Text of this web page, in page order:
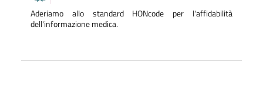
Aderiamo allo standard HONcode per l'affidabilità
dell'informazione medica.